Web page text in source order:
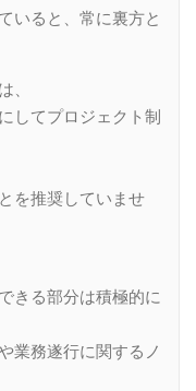
いると、常に裏方と
、
してプロジェクト制
を推奨していませ
きる部分は積極的に
業務遂行に関するノ